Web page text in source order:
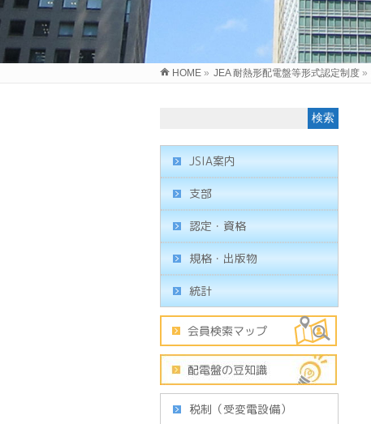
HOME » JEA 耐熱形配電盤等形式認定制度 »
JSIA案内
支部
認定・資格
規格・出版物
統計
税制（受変電設備）